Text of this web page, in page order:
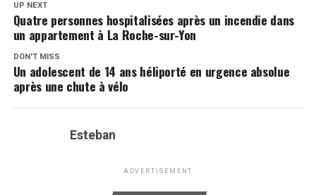
UP NEXT
Quatre personnes hospitalisées après un incendie dans
un appartement à La Roche-sur-Yon
DON'T MISS
Un adolescent de 14 ans héliporté en urgence absolue
après une chute à vélo
Esteban
ADVERTISEMENT